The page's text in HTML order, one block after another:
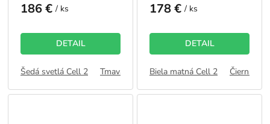
z
5
hviezdičiek.
186 € / ks
DETAIL
Šedá svetlá Cell 2 Tmavá Olivová Cell 2 Kašmír Cell 2
z
5
hviezdičiek.
178 € / ks
DETAIL
Biela matná Cell 2 Čierna